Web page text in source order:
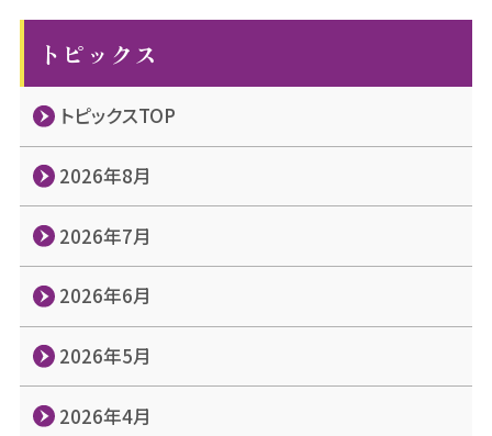
トピックス
トピックスTOP
2026年8月
2026年7月
2026年6月
2026年5月
2026年4月
ナ
ー
シ
ョ
ン